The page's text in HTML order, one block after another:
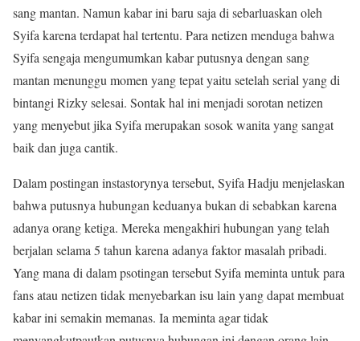
sang mantan. Namun kabar ini baru saja di sebarluaskan oleh
Syifa karena terdapat hal tertentu. Para netizen menduga bahwa
Syifa sengaja mengumumkan kabar putusnya dengan sang
mantan menunggu momen yang tepat yaitu setelah serial yang di
bintangi Rizky selesai. Sontak hal ini menjadi sorotan netizen
yang menyebut jika Syifa merupakan sosok wanita yang sangat
baik dan juga cantik.
Dalam postingan instastorynya tersebut, Syifa Hadju menjelaskan
bahwa putusnya hubungan keduanya bukan di sebabkan karena
adanya orang ketiga. Mereka mengakhiri hubungan yang telah
berjalan selama 5 tahun karena adanya faktor masalah pribadi.
Yang mana di dalam psotingan tersebut Syifa meminta untuk para
fans atau netizen tidak menyebarkan isu lain yang dapat membuat
kabar ini semakin memanas. Ia meminta agar tidak